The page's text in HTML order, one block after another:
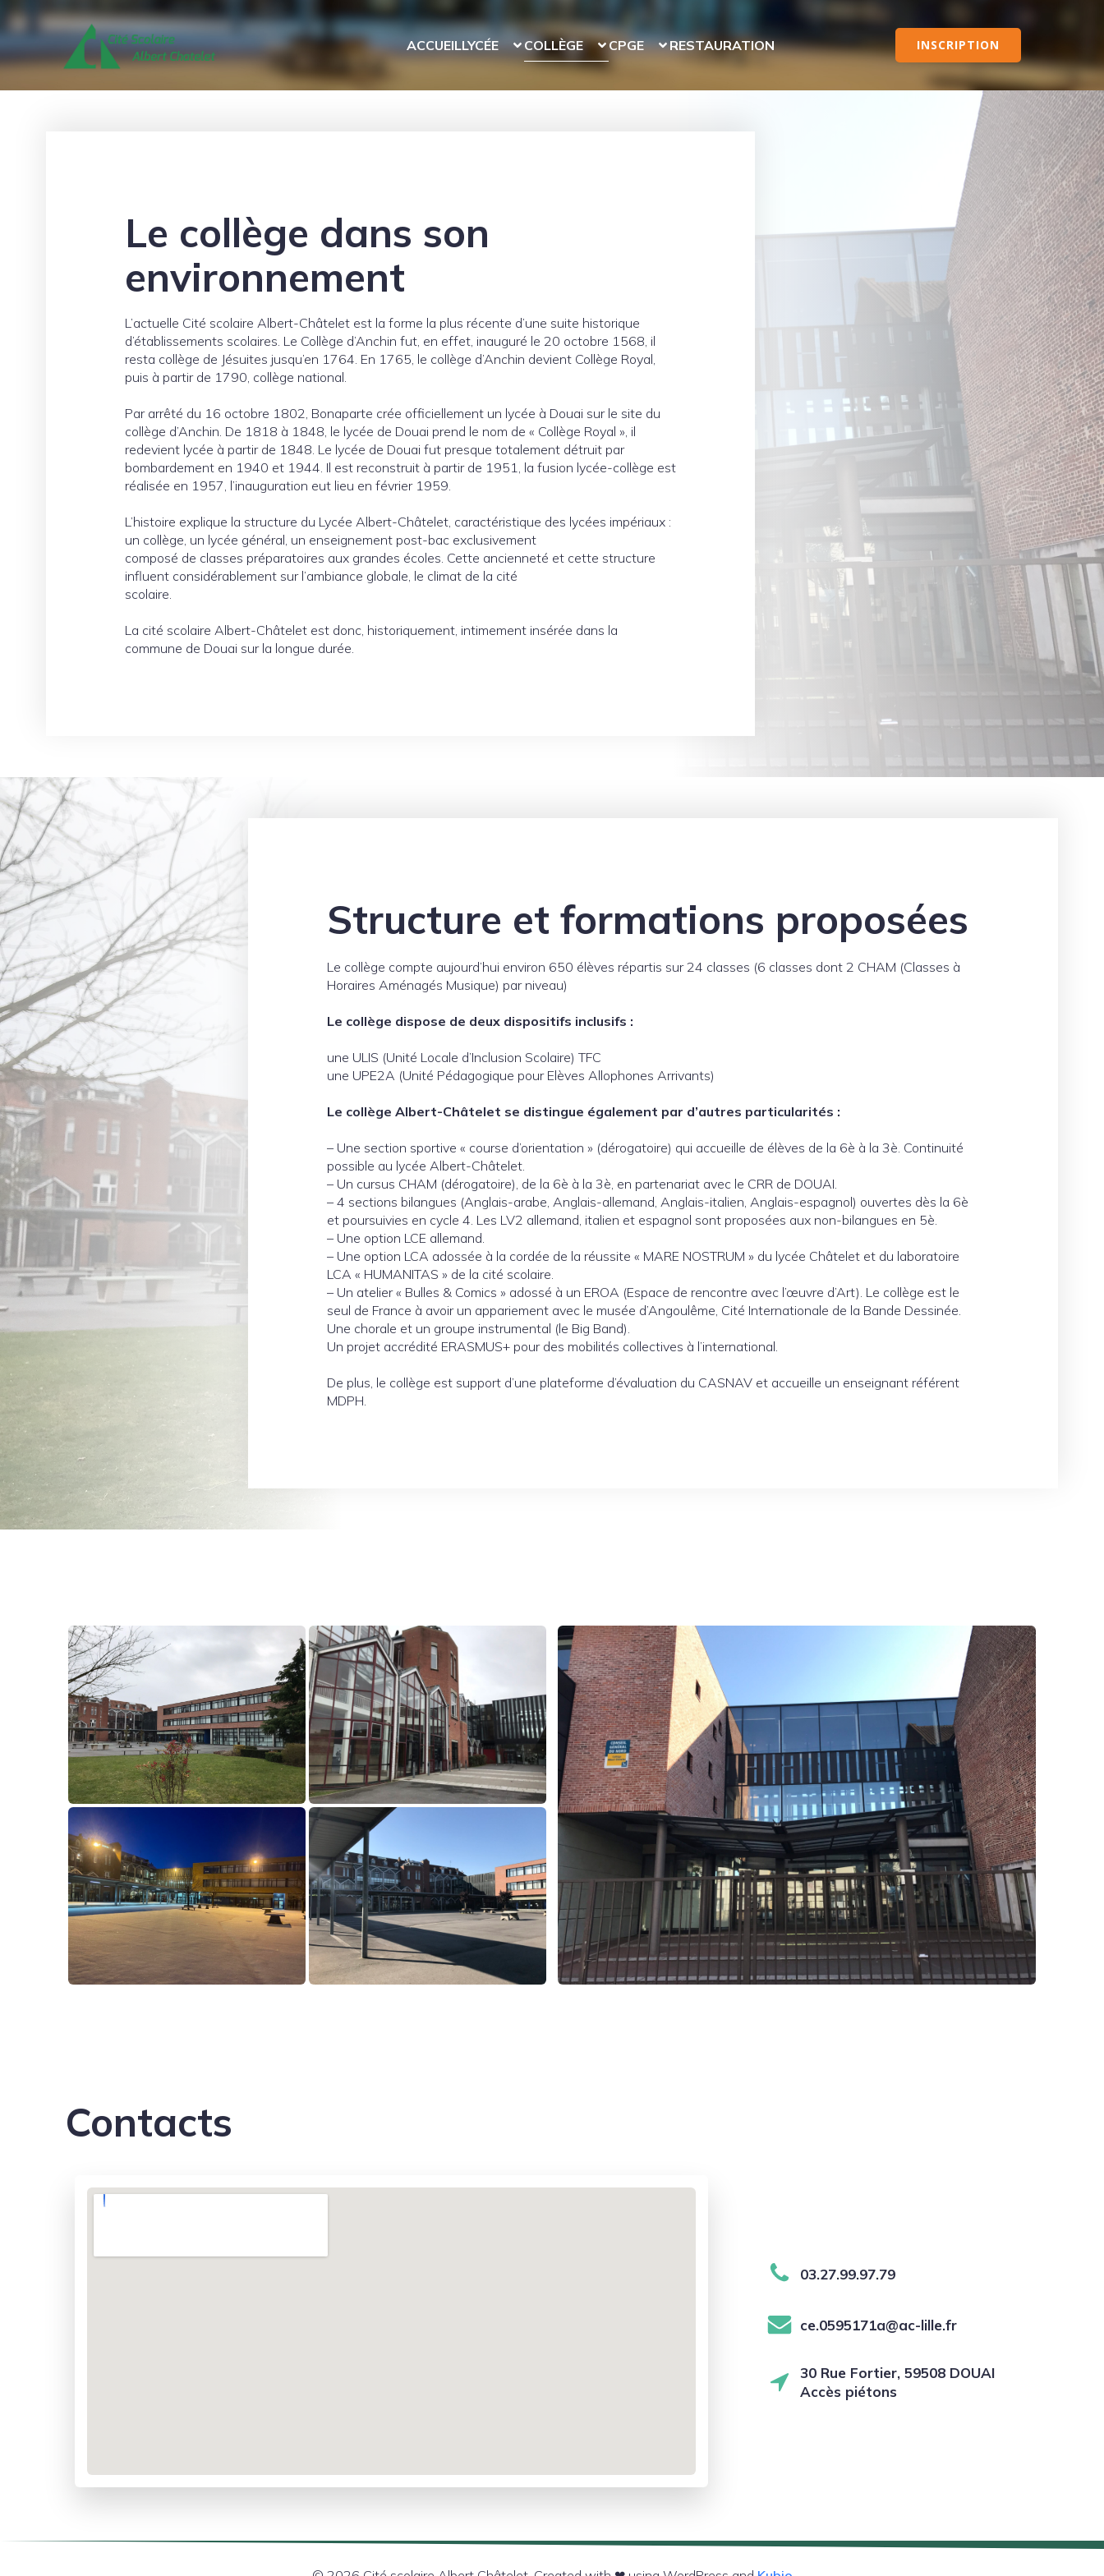
ACCUEILLYCÉE COLLÈGE CPGE RESTAURATION INSCRIPTION
Le collège dans son
environnement
L’actuelle Cité scolaire Albert-Châtelet est la forme la plus récente d’une suite historique
d’établissements scolaires. Le Collège d’Anchin fut, en effet, inauguré le 20 octobre 1568, il
resta collège de Jésuites jusqu’en 1764. En 1765, le collège d’Anchin devient Collège Royal,
puis à partir de 1790, collège national.
Par arrêté du 16 octobre 1802, Bonaparte crée officiellement un lycée à Douai sur le site du
collège d’Anchin. De 1818 à 1848, le lycée de Douai prend le nom de « Collège Royal », il
redevient lycée à partir de 1848. Le lycée de Douai fut presque totalement détruit par
bombardement en 1940 et 1944. Il est reconstruit à partir de 1951, la fusion lycée-collège est
réalisée en 1957, l’inauguration eut lieu en février 1959.
L’histoire explique la structure du Lycée Albert-Châtelet, caractéristique des lycées impériaux :
un collège, un lycée général, un enseignement post-bac exclusivement
composé de classes préparatoires aux grandes écoles. Cette ancienneté et cette structure
influent considérablement sur l’ambiance globale, le climat de la cité
scolaire.
La cité scolaire Albert-Châtelet est donc, historiquement, intimement insérée dans la
commune de Douai sur la longue durée.
Structure et formations proposées
Le collège compte aujourd’hui environ 650 élèves répartis sur 24 classes (6 classes dont 2 CHAM (Classes à
Horaires Aménagés Musique) par niveau)
Le collège dispose de deux dispositifs inclusifs :
une ULIS (Unité Locale d’Inclusion Scolaire) TFC
une UPE2A (Unité Pédagogique pour Elèves Allophones Arrivants)
Le collège Albert-Châtelet se distingue également par d’autres particularités :
– Une section sportive « course d’orientation » (dérogatoire) qui accueille de élèves de la 6è à la 3è. Continuité
possible au lycée Albert-Châtelet.
– Un cursus CHAM (dérogatoire), de la 6è à la 3è, en partenariat avec le CRR de DOUAI.
– 4 sections bilangues (Anglais-arabe, Anglais-allemand, Anglais-italien, Anglais-espagnol) ouvertes dès la 6è
et poursuivies en cycle 4. Les LV2 allemand, italien et espagnol sont proposées aux non-bilangues en 5è.
– Une option LCE allemand.
– Une option LCA adossée à la cordée de la réussite « MARE NOSTRUM » du lycée Châtelet et du laboratoire
LCA « HUMANITAS » de la cité scolaire.
– Un atelier « Bulles & Comics » adossé à un EROA (Espace de rencontre avec l’œuvre d’Art). Le collège est le
seul de France à avoir un appariement avec le musée d’Angoulême, Cité Internationale de la Bande Dessinée.
Une chorale et un groupe instrumental (le Big Band).
Un projet accrédité ERASMUS+ pour des mobilités collectives à l’international.
De plus, le collège est support d’une plateforme d’évaluation du CASNAV et accueille un enseignant référent
MDPH.
Contacts
03.27.99.97.79
ce.0595171a@ac-lille.fr
30 Rue Fortier, 59508 DOUAI
Accès piétons